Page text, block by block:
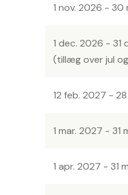
1 nov. 2026 - 30
1 dec. 2026 - 31
(tillæg over jul
12 feb. 2027 -
1 mar. 2027 - 31
1 apr. 2027 - 31